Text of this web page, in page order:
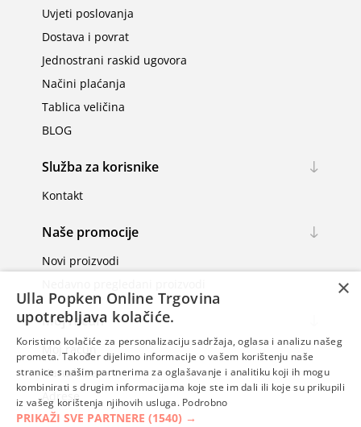
Uvjeti poslovanja
Dostava i povrat
Jednostrani raskid ugovora
Načini plaćanja
Tablica veličina
BLOG
Služba za korisnike
Kontakt
Naše promocije
Novi proizvodi
Moj račun
Moj račun
Narudžbe
Adrese
×
Ulla Popken Online Trgovina
upotrebljava kolačiće.
Koristimo kolačiće za personalizaciju sadržaja, oglasa i analizu našeg
prometa. Također dijelimo informacije o vašem korištenju naše
stranice s našim partnerima za oglašavanje i analitiku koji ih mogu
kombinirati s drugim informacijama koje ste im dali ili koje su prikupili
iz vašeg korištenja njihovih usluga. Podrobno
PRIKAŽI SVE PARTNERE (1540) →